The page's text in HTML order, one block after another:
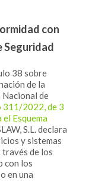
con
Seguridad
38 sobre
de la
Nacional de
311/2022, de 3
el Esquema
S.L. declara
y sistemas
de los
con los
en una